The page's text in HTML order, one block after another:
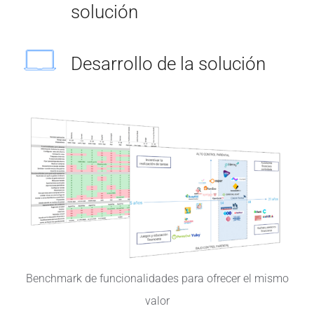
solución
Desarrollo de la solución
Benchmark de funcionalidades para ofrecer el mismo
valor